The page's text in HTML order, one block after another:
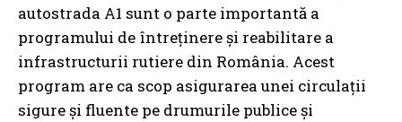
autostrada A1 sunt o parte importantă a
programului de întreținere și reabilitare a
infrastructurii rutiere din România. Acest
program are ca scop asigurarea unei circulații
sigure și fluente pe drumurile publice și